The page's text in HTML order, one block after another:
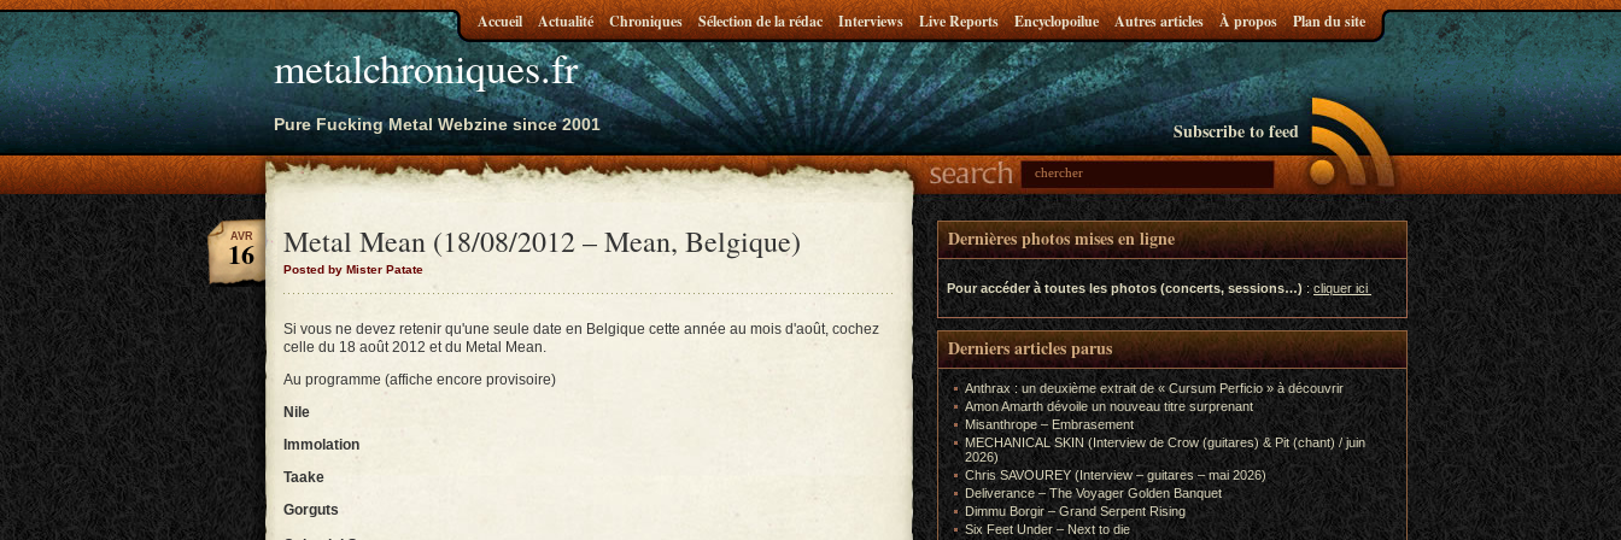
metalchroniques.fr
Pure Fucking Metal Webzine since 2001
Accueil Actualité Chroniques Sélection de la rédac Interviews Live Reports Encyclopoilue Autres articles À propos Plan du site
Subscribe to feed
Metal Mean (18/08/2012 – Mean, Belgique)
Posted by Mister Patate
AVR
16
Si vous ne devez retenir qu'une seule date en Belgique cette année au mois d'août, cochez
celle du 18 août 2012 et du Metal Mean.
Au programme (affiche encore provisoire)
Nile
Immolation
Taake
Gorguts
Dernières photos mises en ligne
Pour accéder à toutes les photos (concerts, sessions…):cliquer ici
Derniers articles parus
Anthrax : un deuxième extrait de « Cursum Perficio » à découvrir
Amon Amarth dévoile un nouveau titre surprenant
Misanthrope – Embrasement
MECHANICAL SKIN (Interview de Crow (guitares) & Pit (chant) / juin
2026)
Chris SAVOUREY (Interview – guitares – mai 2026)
Deliverance – The Voyager Golden Banquet
Dimmu Borgir – Grand Serpent Rising
Six Feet Under – Next to die